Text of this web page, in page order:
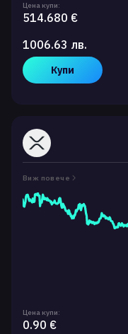
Цена купи:
514.680 €
1006.63 лв.
Купи
Виж повече
Цена купи:
0.90 €